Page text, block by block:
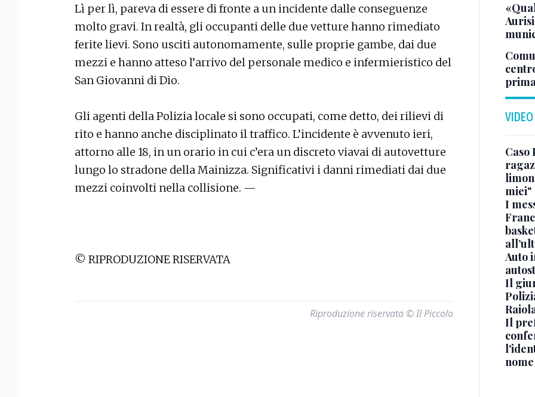
Lì per lì, pareva di essere di fronte a un incidente dalle conseguenze
molto gravi. In realtà, gli occupanti delle due vetture hanno rimediato
ferite lievi. Sono usciti autonomamente, sulle proprie gambe, dai due
mezzi e hanno atteso l’arrivo del personale medico e infermieristico del
San Giovanni di Dio.
Gli agenti della Polizia locale si sono occupati, come detto, dei rilievi di
rito e hanno anche disciplinato il traffico. L’incidente è avvenuto ieri,
attorno alle 18, in un orario in cui c’era un discreto viavai di autovetture
lungo lo stradone della Mainizza. Significativi i danni rimediati dai due
mezzi coinvolti nella collisione. —
© RIPRODUZIONE RISERVATA
Riproduzione riservata © Il Piccolo
VIDEO
Caso
miei"
I
Auto
Il
Il
nome